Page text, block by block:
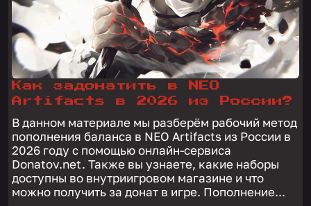
Как задонатить в NEO
Artifacts в 2026 из России?
В данном материале мы разберём рабочий метод
пополнения баланса в NEO Artifacts из России в
2026 году с помощью онлайн-сервиса
Donatov.net. Также вы узнаете, какие наборы
доступны во внутриигровом магазине и что
можно получить за донат в игре. Пополнение...